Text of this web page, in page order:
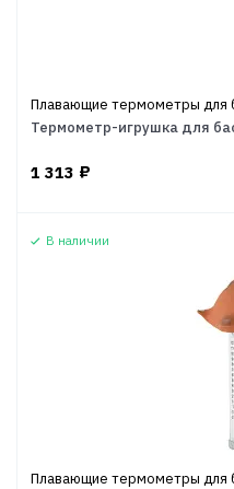
Плавающие термометры для
Термометр-игрушка для
1 313 ₽
В наличии
Плавающие термометры для